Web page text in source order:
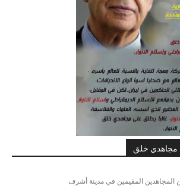
مجاهدي خلق
المجاهدين المقيمين في مدينة أشرف